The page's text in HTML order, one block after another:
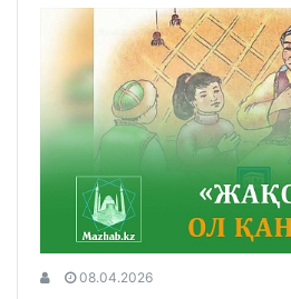
08.04.2026